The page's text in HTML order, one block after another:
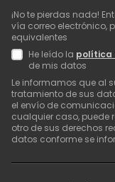
¡No te pierdas nada!
vía correo electrónico,
equivalentes
He leído la política
de mis datos
Le informamos que al
tratamiento de sus
el envío de
cualquier caso, puede
otro de sus derechos
datos conforme se